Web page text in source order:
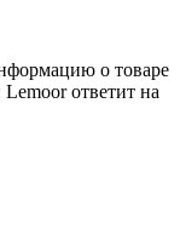
о товаре
ответит на